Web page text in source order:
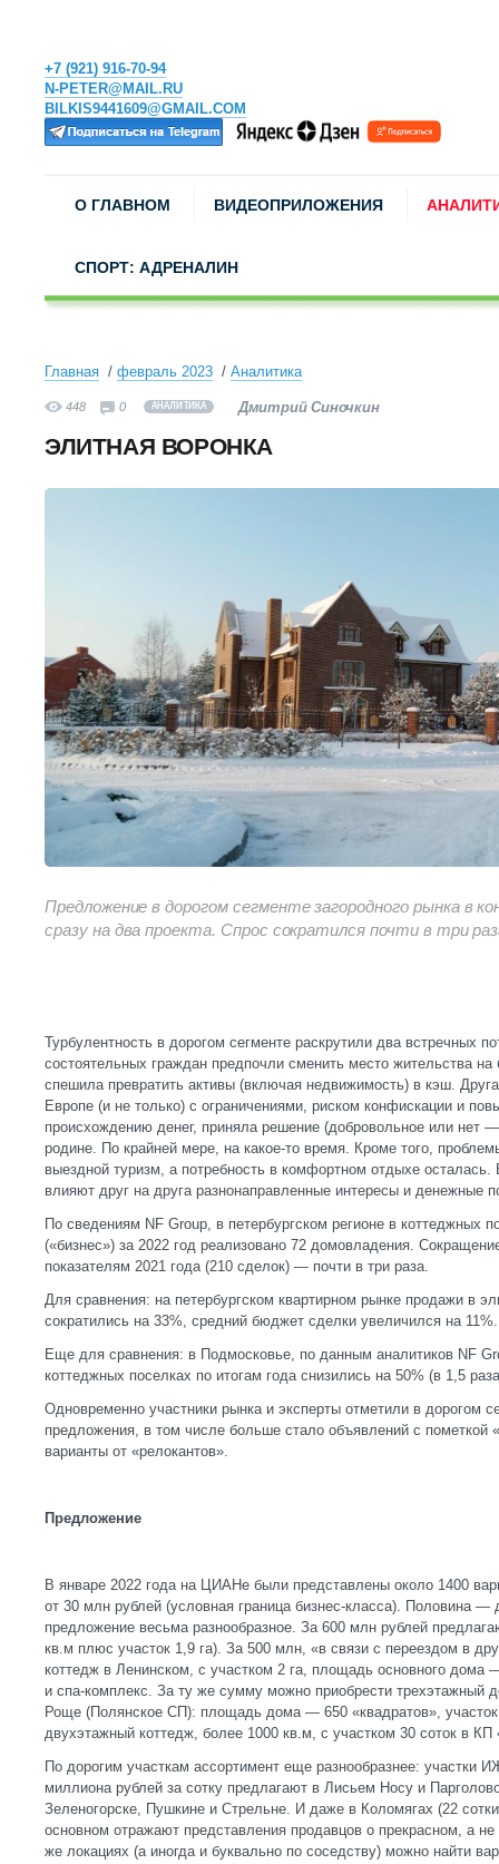
+7 (921) 916-70-94
N-PETER@MAIL.RU
BILKIS9441609@GMAIL.COM
О ГЛАВНОМ ВИДЕОПРИЛОЖЕНИЯ
СПОРТ: АДРЕНАЛИН
Главная февраль 2023 Аналитика
448 0 АНАЛИТИКА Дмитрий Синочкин
ЭЛИТНАЯ ВОРОНКА
Предложение в дорогом сегменте загородного рынка в
сразу на два проекта. Спрос сократился почти в три
Турбулентность в дорогом сегменте раскрутили два встречных
состоятельных граждан предпочли сменить место жительства на
спешила превратить активы (включая недвижимость) в кэш.
Европе (и не только) с ограничениями, риском конфискации и
происхождению денег, приняла решение (добровольное или нет
родине. По крайней мере, на какое-то время. Кроме того,
выездной туризм, а потребность в комфортном отдыхе осталась.
влияют друг на друга разнонаправленные интересы и денежные
По сведениям NF Group, в петербургском регионе в коттеджных
(«бизнес») за 2022 год реализовано 72 домовладения.
показателям 2021 года (210 сделок) — почти в три раза.
Для сравнения: на петербургском квартирном рынке продажи в
сократились на 33%, средний бюджет сделки увеличился на 11%.
Еще для сравнения: в Подмосковье, по данным аналитиков NF
коттеджных поселках по итогам года снизились на 50% (в 1,5
Одновременно участники рынка и эксперты отметили в дорогом
предложения, в том числе больше стало объявлений с пометкой
варианты от «релокантов».
Предложение
В январе 2022 года на ЦИАНе были представлены около 1400
от 30 млн рублей (условная граница бизнес-класса). Половина
предложение весьма разнообразное. За 600 млн рублей
кв.м плюс участок 1,9 га). За 500 млн, «в связи с переездом в
коттедж в Ленинском, с участком 2 га, площадь основного дома
и спа-комплекс. За ту же сумму можно приобрести трехэтажный
Роще (Полянское СП): площадь дома — 650 «квадратов»,
двухэтажный коттедж, более 1000 кв.м, с участком 30 соток в КП
По дорогим участкам ассортимент еще разнообразнее: участки
миллиона рублей за сотку предлагают в Лисьем Носу и
Зеленогорске, Пушкине и Стрельне. И даже в Коломягах (22
основном отражают представления продавцов о прекрасном, а
же локациях (а иногда и буквально по соседству) можно найти